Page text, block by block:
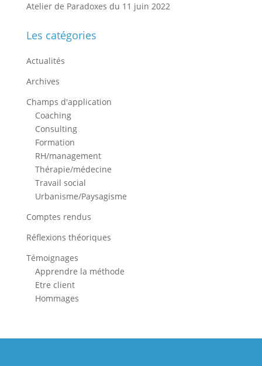
Atelier de Paradoxes du 11 juin 2022
Les catégories
Actualités
Archives
Champs d'application
Coaching
Consulting
Formation
RH/management
Thérapie/médecine
Travail social
Urbanisme/Paysagisme
Comptes rendus
Réflexions théoriques
Témoignages
Apprendre la méthode
Etre client
Hommages